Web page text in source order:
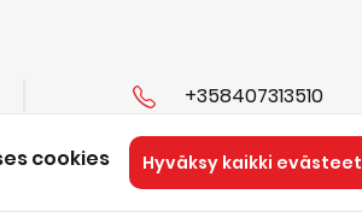
+358407313510
cookies Hyväksy kaikki evästeet